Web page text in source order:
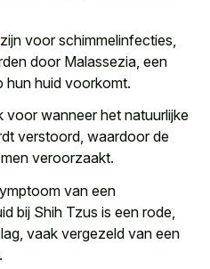
voor schimmelinfecties,
door Malassezia, een
hun huid voorkomt.
wanneer het natuurlijke
verstoord, waardoor de
veroorzaakt.
van een
bij Shih Tzus is een rode,
vaak vergezeld van een